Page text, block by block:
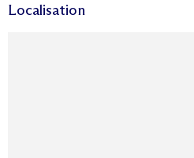
Localisation